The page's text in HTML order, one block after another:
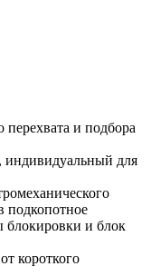
и подбора
индивидуальный для
подкопотное
блокировки и блок
короткого